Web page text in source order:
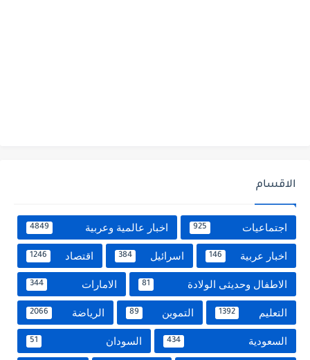
الاقسام
اجتماعيات 925 اخبار عالمية وعربية 4849
اخبار عربية 146 اسرائيل 384 اقتصاد 1246
الاطفال وحديثى الولادة 81 الامارات 344
التعليم 1392 التموين 89 الرياضة 2066
السعودية 434 السودان 51